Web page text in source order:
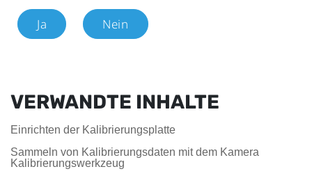
Ja Nein
VERWANDTE INHALTE
Einrichten der Kalibrierungsplatte
Sammeln von Kalibrierungsdaten mit dem Kamera
Kalibrierungswerkzeug